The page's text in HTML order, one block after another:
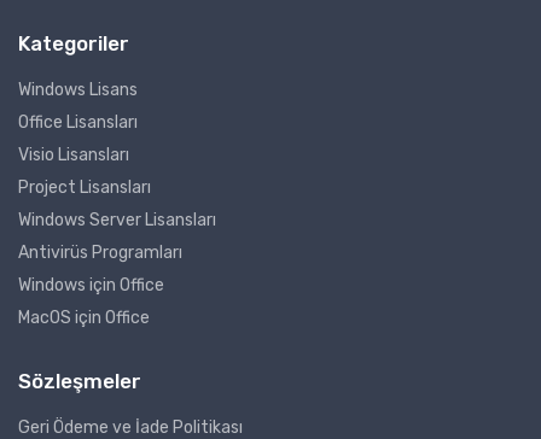
Kategoriler
Windows Lisans
Office Lisansları
Visio Lisansları
Project Lisansları
Windows Server Lisansları
Antivirüs Programları
Windows için Office
MacOS için Office
Sözleşmeler
Geri Ödeme ve İade Politikası